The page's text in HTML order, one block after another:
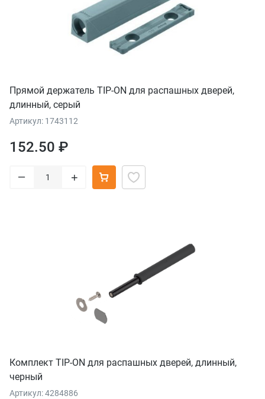
Прямой держатель TIP-ON для распашных дверей,
длинный, серый
Артикул: 1743112
152.50 ₽
– +
Комплект TIP-ON для распашных дверей, длинный,
черный
Артикул: 4284886